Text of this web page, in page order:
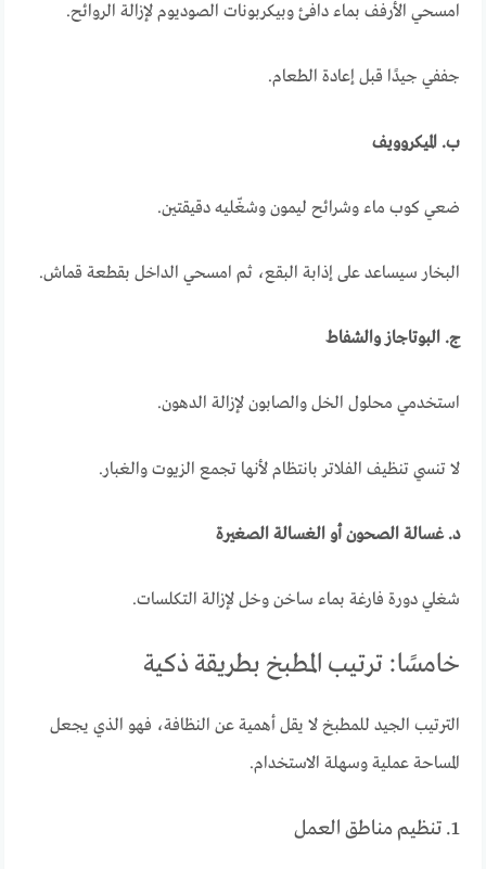
امسحي الأرفف بماء دافئ وبيكربونات الصوديوم لإزالة الروائح.
جففي جيدًا قبل إعادة الطعام.
ب. الميكروويف
ضعي كوب ماء وشرائح ليمون وشغّليه دقيقتين.
البخار سيساعد على إذابة البقع، ثم امسحي الداخل بقطعة قماش.
ج. البوتاجاز والشفاط
استخدمي محلول الخل والصابون لإزالة الدهون.
لا تنسي تنظيف الفلاتر بانتظام لأنها تجمع الزيوت والغبار.
د. غسالة الصحون أو الغسالة الصغيرة
شغلي دورة فارغة بماء ساخن وخل لإزالة التكلسات.
خامسًا: ترتيب المطبخ بطريقة ذكية
الترتيب الجيد للمطبخ لا يقل أهمية عن النظافة، فهو الذي يجعل
المساحة عملية وسهلة الاستخدام.
1. تنظيم مناطق العمل